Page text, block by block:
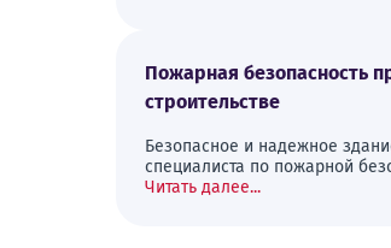
Пожарная безопасность
строительстве
Безопасное и надежное
специалиста по пожарной
Читать далее...